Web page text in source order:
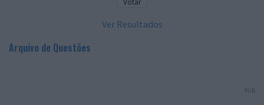
Ver Resultados
Arquivo de Questões
PUB